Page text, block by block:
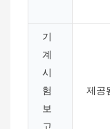
기
계
시
험
보
고
제공